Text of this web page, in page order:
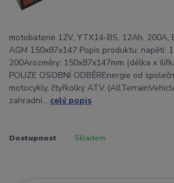
motobaterie 12V, YTX14-BS, 12Ah, 200A,
AGM 150x87x147 Popis produktu: napětí:
200Arozměry: 150x87x147mm (délka x
POUZE OSOBNÍ ODBĚREnergie od
motocykly, čtyřkolky ATV
zahradní... celý popis
Dostupnost Skladem